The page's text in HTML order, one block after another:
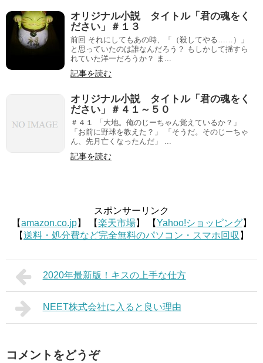
オリジナル小説 タイトル「君の魂をく
ださい」＃１３
前回 それにしてもあの時、「（殺してやる……）」
と思っていたのは誰なんだろう？ もしかして揺すら
れていた洋一だろうか？ ま...
記事を読む
オリジナル小説 タイトル「君の魂をく
ださい」＃４１～５０
＃４１ 「大地。俺のじーちゃん覚えているか？」
「お前に野球を教えた？」 「そうだ。そのじーちゃ
ん、先月亡くなったんだ」 ...
記事を読む
スポンサーリンク
【amazon.co.jp】 【楽天市場】 【Yahoo!ショッピング】
【送料・処分費など完全無料のパソコン・スマホ回収 】
2020年最新版！キスの上手な仕方
NEET株式会社に入ると良い理由
コメントをどうぞ